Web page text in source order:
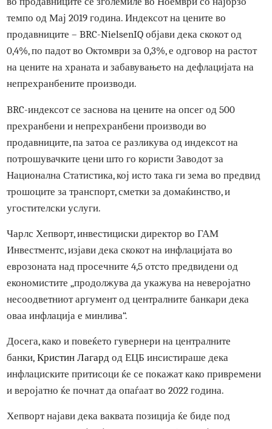
На 1ви Декември, 2021 година, Британскиот
Малопродажен Конзорциум соопшти дека вкупните
во продавниците се зголемиле во Ноември со најбрзо
темпо од Мај 2019 година. Индексот на цените во
продавниците – BRC-NielsenIQ објави дека скокот од
на цените на храната и забавувањето на дефлацијата на
BRC-индексот се заснова на цените на опсег од 500
прехранбени и непрехранбени производи во
продавниците, па затоа се разликува од индексот на
потрошувачките цени што го користи Заводот за
Национална Статистика, кој исто така ги зема во
трошоците за транспорт, сметки за домаќинство, и
угостителски услуги.
Чарлс Хепворт, инвестициски директор во ГАМ
Инвестментс, изјави дека скокот на инфлацијата во
економистите „продолжува да укажува на неверојатно
несоодветниот аргумент од централните банкари дека
оваа инфлација е минлива“.
банки,
Кристин Лагард од ЕЦБ инсистираше дека